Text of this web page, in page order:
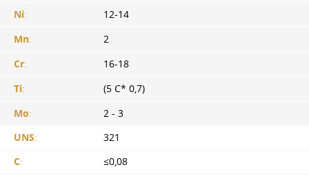
Ni:
12-14
Mn:
2
Cr:
16-18
Ti:
(5 С* 0,7)
Mo:
2 - 3
UNS:
321
C:
≤0,08